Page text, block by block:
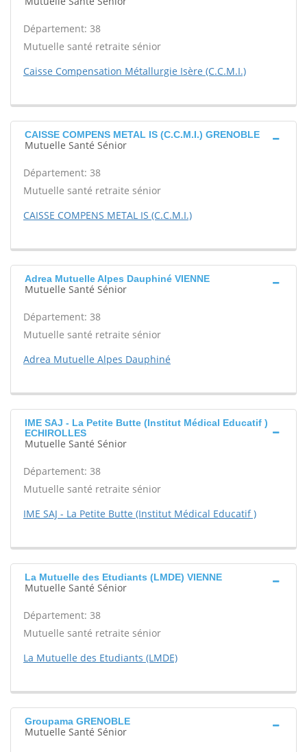
Département: 38
Mutuelle santé retraite sénior
Caisse Compensation Métallurgie Isère (C.C.M.I.)
CAISSE COMPENS METAL IS (C.C.M.I.) GRENOBLE
Mutuelle Santé Sénior
Département: 38
Mutuelle santé retraite sénior
CAISSE COMPENS METAL IS (C.C.M.I.)
Adrea Mutuelle Alpes Dauphiné VIENNE
Mutuelle Santé Sénior
Département: 38
Mutuelle santé retraite sénior
Adrea Mutuelle Alpes Dauphiné
IME SAJ - La Petite Butte (Institut Médical Educatif )
ECHIROLLES
Mutuelle Santé Sénior
Département: 38
Mutuelle santé retraite sénior
IME SAJ - La Petite Butte (Institut Médical Educatif )
La Mutuelle des Etudiants (LMDE) VIENNE
Mutuelle Santé Sénior
Département: 38
Mutuelle santé retraite sénior
La Mutuelle des Etudiants (LMDE)
Groupama GRENOBLE
Mutuelle Santé Sénior